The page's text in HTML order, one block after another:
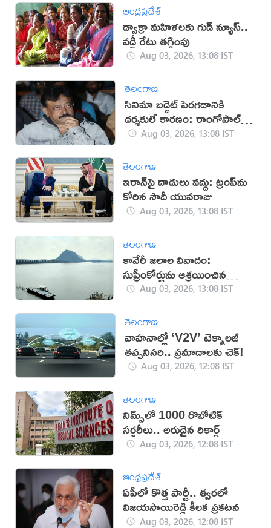
ఆంధ్రప్రదేశ్
డ్వాక్రా మహిళలకు గుడ్ న్యూస్..
వడ్డీ రేటు తగ్గింపు
Aug 03, 2026, 13:08 IST
తెలంగాణ
సినిమా బడ్జెట్ పెరగడానికి
దర్శకులే కారణం: రాంగోపాల్
వర్మAug 03, 2026, 13:08 IST
తెలంగాణ
ఇరాన్‌పై దాడులు వద్దు: ట్రంప్‌ను
కోరిన సౌదీ యువరాజు
Aug 03, 2026, 13:08 IST
తెలంగాణ
కావేరీ జలాల వివాదం:
సుప్రీంకోర్టును ఆశ్రయించిన
తమిళనాడు
Aug 03, 2026, 13:08 IST
తెలంగాణ
వాహనాల్లో ‘V2V’ టెక్నాలజీ
తప్పనిసరి.. ప్రమాదాలకు చెక్!
Aug 03, 2026, 12:08 IST
తెలంగాణ
నిమ్స్‌లో 1000 రొబోటిక్
సర్జరీలు.. అరుదైన రికార్డ్
Aug 03, 2026, 12:08 IST
ఆంధ్రప్రదేశ్
ఏపీలో కొత్త పార్టీ.. త్వరలో
విజయసాయిరెడ్డి కీలక ప్రకటన
Aug 03, 2026, 12:08 IST